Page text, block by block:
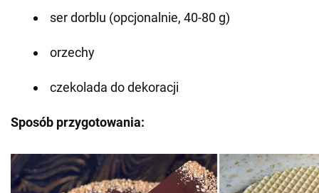
ser dorblu (opcjonalnie, 40-80 g)
orzechy
czekolada do dekoracji
Sposób przygotowania: